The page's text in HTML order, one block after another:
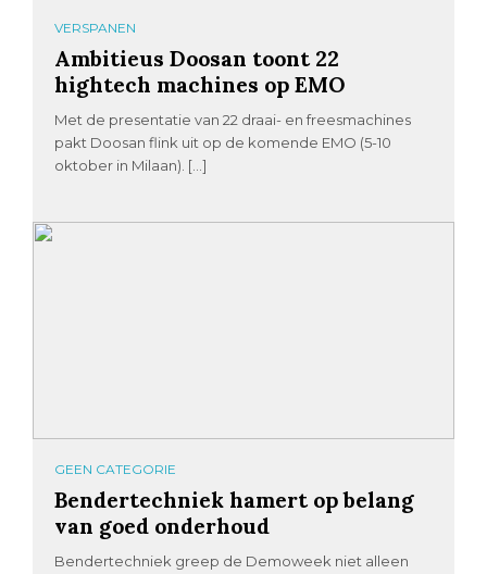
VERSPANEN
Ambitieus Doosan toont 22
hightech machines op EMO
Met de presentatie van 22 draai- en freesmachines
pakt Doosan flink uit op de komende EMO (5-10
oktober in Milaan). […]
GEEN CATEGORIE
Bendertechniek hamert op belang
van goed onderhoud
Bendertechniek greep de Demoweek niet alleen